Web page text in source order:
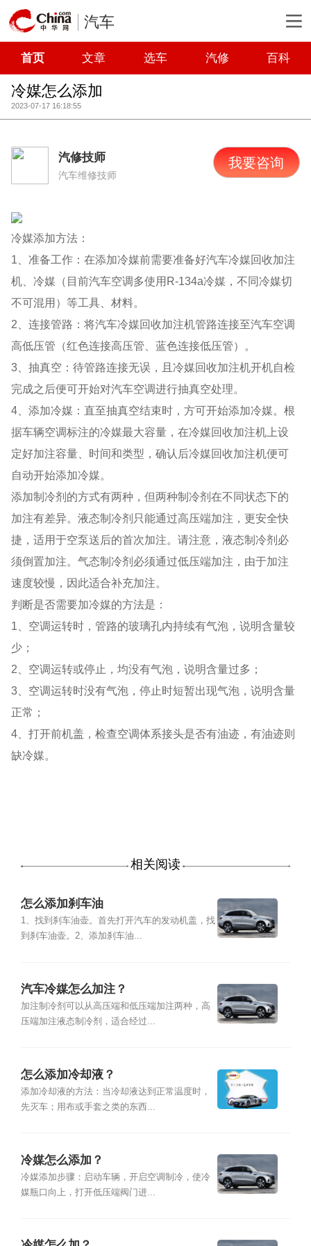
汽车
首页 文章 选车 汽修 百科
冷媒怎么添加
2023-07-17 16:18:55
汽修技师
汽车维修技师
我要咨询
冷媒添加方法：
1、准备工作：在添加冷媒前需要准备好汽车冷媒回收加注
机、冷媒（目前汽车空调多使用R-134a冷媒，不同冷媒切
不可混用）等工具、材料。
2、连接管路：将汽车冷媒回收加注机管路连接至汽车空调
高低压管（红色连接高压管、蓝色连接低压管）。
3、抽真空：待管路连接无误，且冷媒回收加注机开机自检
完成之后便可开始对汽车空调进行抽真空处理。
4、添加冷媒：直至抽真空结束时，方可开始添加冷媒。根
据车辆空调标注的冷媒最大容量，在冷媒回收加注机上设
定好加注容量、时间和类型，确认后冷媒回收加注机便可
自动开始添加冷媒。
添加制冷剂的方式有两种，但两种制冷剂在不同状态下的
加注有差异。液态制冷剂只能通过高压端加注，更安全快
捷，适用于空泵送后的首次加注。请注意，液态制冷剂必
须倒置加注。气态制冷剂必须通过低压端加注，由于加注
速度较慢，因此适合补充加注。
判断是否需要加冷媒的方法是：
1、空调运转时，管路的玻璃孔内持续有气泡，说明含量较
少；
2、空调运转或停止，均没有气泡，说明含量过多；
3、空调运转时没有气泡，停止时短暂出现气泡，说明含量
正常；
4、打开前机盖，检查空调体系接头是否有油迹，有油迹则
缺冷媒。
相关阅读
怎么添加刹车油
1、找到刹车油壶。首先打开汽车的发动机盖，找
到刹车油壶。2、添加刹车油...
汽车冷媒怎么加注？
加注制冷剂可以从高压端和低压端加注两种，高
压端加注液态制冷剂，适合经过...
怎么添加冷却液？
添加冷却液的方法：当冷却液达到正常温度时，
先灭车；用布或手套之类的东西...
冷媒怎么添加？
冷媒添加步骤：启动车辆，开启空调制冷，使冷
媒瓶口向上，打开低压端阀门进...